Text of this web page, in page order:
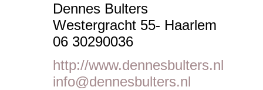
Dennes Bulters
Westergracht 55- Haarlem
06 30290036
http://www.dennesbulters.nl
info@dennesbulters.nl